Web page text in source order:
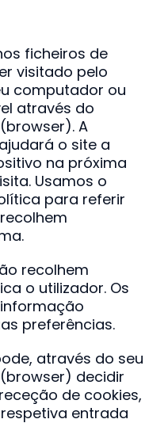
ficheiros de
visitado pelo
computador ou
através do
A
o site a
na próxima
Usamos o
para referir
recolhem
o utilizador. Os
preferências.
através do seu
decidir
de cookies,
entrada